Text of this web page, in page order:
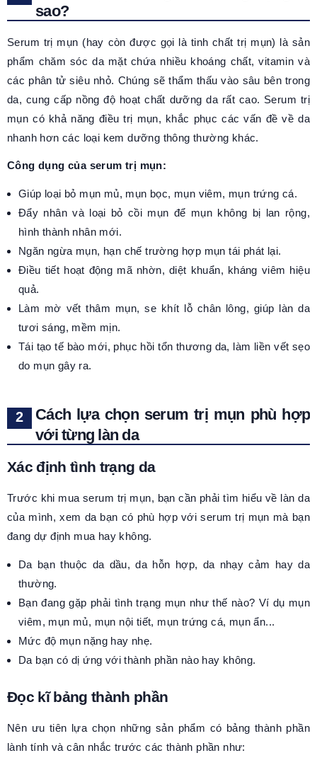
sao?
Serum trị mụn (hay còn được gọi là tinh chất trị mụn) là sản
phẩm chăm sóc da mặt chứa nhiều khoáng chất, vitamin và
các phân tử siêu nhỏ. Chúng sẽ thẩm thấu vào sâu bên trong
da, cung cấp nồng độ hoạt chất dưỡng da rất cao. Serum trị
mụn có khả năng điều trị mụn, khắc phục các vấn đề về da
nhanh hơn các loại kem dưỡng thông thường khác.
Công dụng của serum trị mụn:
Giúp loại bỏ mụn mủ, mụn bọc, mụn viêm, mụn trứng cá.
Đẩy nhân và loại bỏ cồi mụn để mụn không bị lan rộng,
hình thành nhân mới.
Ngăn ngừa mụn, hạn chế trường hợp mụn tái phát lại.
Điều tiết hoạt động mã nhờn, diệt khuẩn, kháng viêm hiệu
quả.
Làm mờ vết thâm mụn, se khít lỗ chân lông, giúp làn da
tươi sáng, mềm mịn.
Tái tạo tế bào mới, phục hồi tổn thương da, làm liền vết sẹo
do mụn gây ra.
Cách lựa chọn serum trị mụn phù hợp
với từng làn da
Xác định tình trạng da
Trước khi mua serum trị mụn, bạn cần phải tìm hiểu về làn da
của mình, xem da bạn có phù hợp với serum trị mụn mà bạn
đang dự định mua hay không.
Da bạn thuộc da dầu, da hỗn hợp, da nhạy cảm hay da
thường.
Bạn đang gặp phải tình trạng mụn như thế nào? Ví dụ mụn
viêm, mụn mủ, mụn nội tiết, mụn trứng cá, mụn ẩn...
Mức độ mụn nặng hay nhẹ.
Da bạn có dị ứng với thành phần nào hay không.
Đọc kĩ bảng thành phần
Nên ưu tiên lựa chọn những sản phẩm có bảng thành phần
lành tính và cân nhắc trước các thành phần như: